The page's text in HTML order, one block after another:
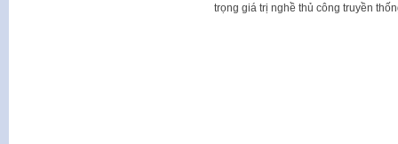
trọng giá trị nghề thủ công truyền